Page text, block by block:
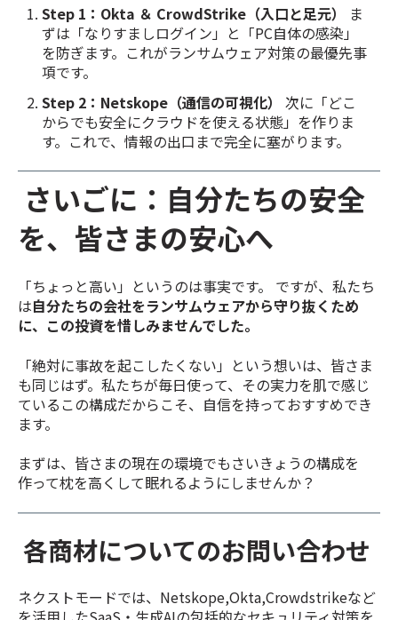
Step 1：Okta ＆ CrowdStrike（入口と足元）
ま
ずは「なりすましログイン」と「PC自体の感染」
を防ぎます。これがランサムウェア対策の最優先事
項です。
Step 2：Netskope（通信の可視化）
次に「どこ
からでも安全にクラウドを使える状態」を作りま
す。これで、情報の出口まで完全に塞がります。
さいごに：自分たちの安全
を、皆さまの安心へ
「ちょっと高い」というのは事実です。 ですが、私たち
は自分たちの会社をランサムウェアから守り抜くため
に、この投資を惜しみませんでした。
「絶対に事故を起こしたくない」という想いは、皆さま
も同じはず。私たちが毎日使って、その実力を肌で感じ
ているこの構成だからこそ、自信を持っておすすめでき
ます。
まずは、皆さまの現在の環境でもさいきょうの構成を
作って枕を高くして眠れるようにしませんか？
各商材についてのお問い合わせ
ネクストモードでは、Netskope,Okta,Crowdstrikeなど